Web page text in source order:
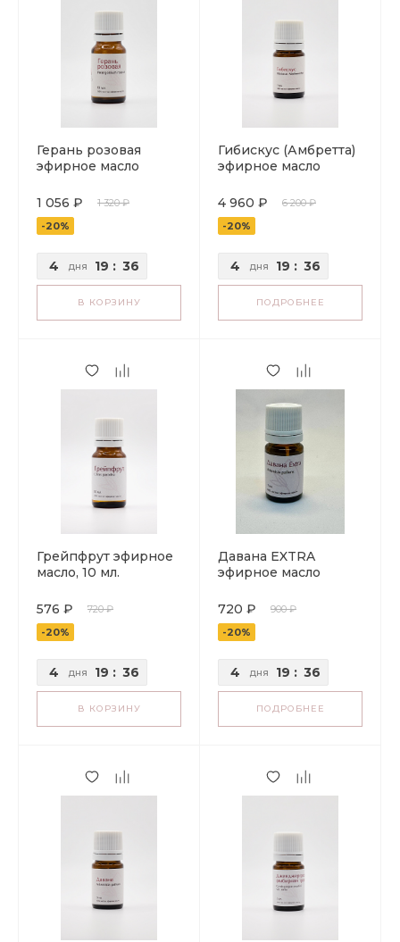
Герань розовая
эфирное масло
1 056 ₽
1 320 ₽
-20%
4 дня 19 : 36
В КОРЗИНУ
Гибискус (Амбретта)
эфирное масло
4 960 ₽
6 200 ₽
-20%
4 дня 19 : 36
ПОДРОБНЕЕ
Грейпфрут эфирное
масло, 10 мл.
576 ₽
720 ₽
-20%
4 дня 19 : 36
В КОРЗИНУ
Давана EXTRA
эфирное масло
720 ₽
900 ₽
-20%
4 дня 19 : 36
ПОДРОБНЕЕ